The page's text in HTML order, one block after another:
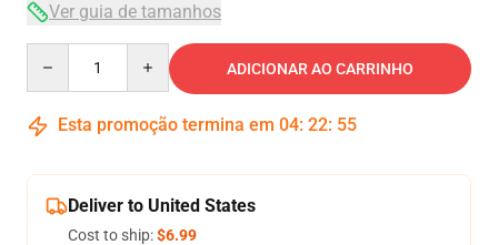
Ver guia de tamanhos
ADICIONAR AO CARRINHO
Esta promoção termina em 04: 22: 54
Deliver to United States
Cost to ship:$6.99